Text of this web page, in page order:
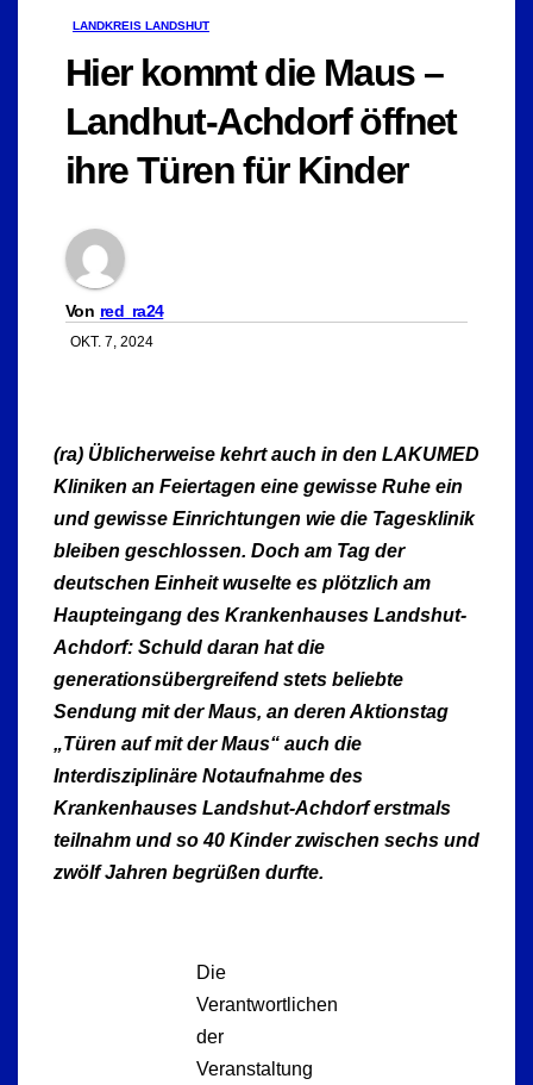
LANDKREIS LANDSHUT
Hier kommt die Maus –
Landhut-Achdorf öffnet
ihre Türen für Kinder
Von red_ra24
OKT. 7, 2024
(ra) Üblicherweise kehrt auch in den LAKUMED
Kliniken an Feiertagen eine gewisse Ruhe ein
und gewisse Einrichtungen wie die Tagesklinik
bleiben geschlossen. Doch am Tag der
deutschen Einheit wuselte es plötzlich am
Haupteingang des Krankenhauses Landshut-
Achdorf: Schuld daran hat die
generationsübergreifend stets beliebte
Sendung mit der Maus, an deren Aktionstag
„Türen auf mit der Maus“ auch die
Interdisziplinäre Notaufnahme des
Krankenhauses Landshut-Achdorf erstmals
teilnahm und so 40 Kinder zwischen sechs und
zwölf Jahren begrüßen durfte.
Die
Verantwortlichen
der
Veranstaltung